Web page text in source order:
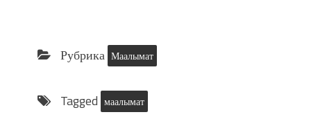
Рубрика Маалымат
Tagged маалымат